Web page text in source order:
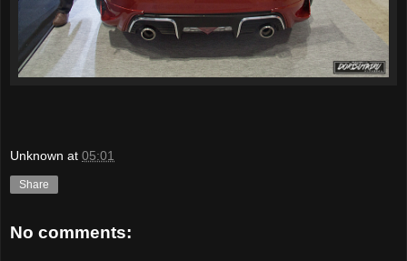
Unknown at 05:01
Share
No comments: